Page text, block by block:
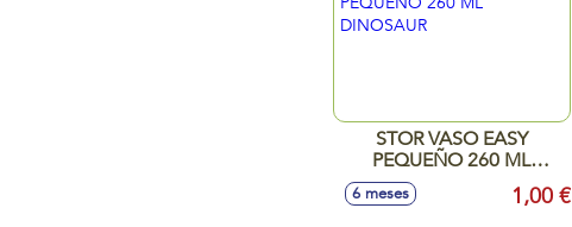
STOR VASO EASY
PEQUEÑO 260 ML
DINOSAUR
6 meses 1,00 €